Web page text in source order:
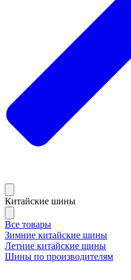
Китайские шины
Все товары
Зимние китайские шины
Летние китайские шины
Шины по производителям